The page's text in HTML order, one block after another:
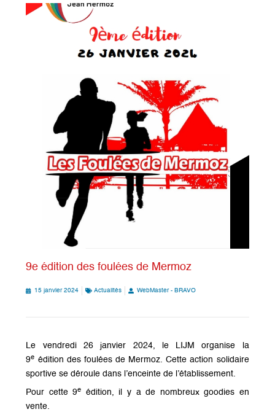
9e édition des foulées de Mermoz
15 janvier 2024 Actualités WebMaster - BRAVO
Le vendredi 26 janvier 2024, le LIJM organise la
9e édition des foulées de Mermoz. Cette action solidaire
sportive se déroule dans l’enceinte de l’établissement.
Pour cette 9e
édition, il y a de nombreux goodies en
vente.